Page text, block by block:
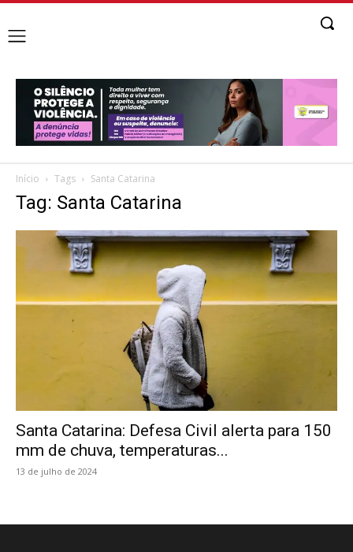
Início Tags Santa Catarina
Tag: Santa Catarina
Santa Catarina: Defesa Civil alerta para 150
mm de chuva, temperaturas...
13 de julho de 2024